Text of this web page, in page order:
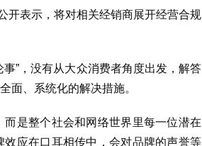
开表示，将对相关经销商展开经营合规
”，没有从大众消费者角度出发，解答
面、系统化的解决措施。
是整个社会和网络世界里每一位潜在
应在口耳相传中，会对品牌的声誉等